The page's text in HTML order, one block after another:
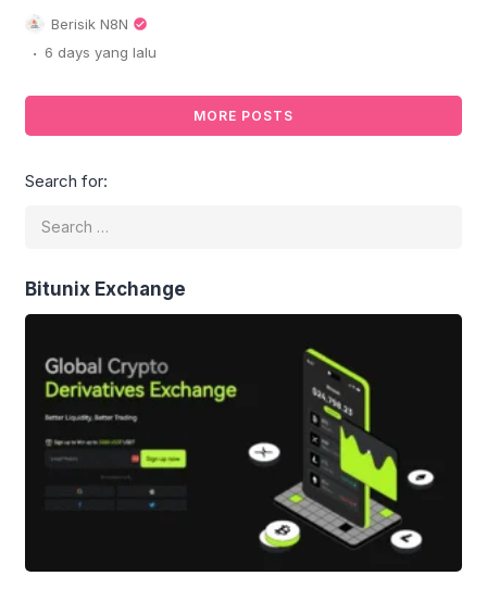
(Monas) pada Minggu, 2 Agustus 2026,
dalam acara Zikir dan Doa Kebangsaan.
Kegiatan akbar ini menjadi wadah bagi
memanjatkan doa bersama demi
keutuhan dan kemajuan negara. Ketua
MPR RI, Ahmad Muzani, turut hadir dan
harapannya agar persatuan […]
Berisik N8N
. 6 days yang lalu
MORE POSTS
Search for:
Bitunix Exchange